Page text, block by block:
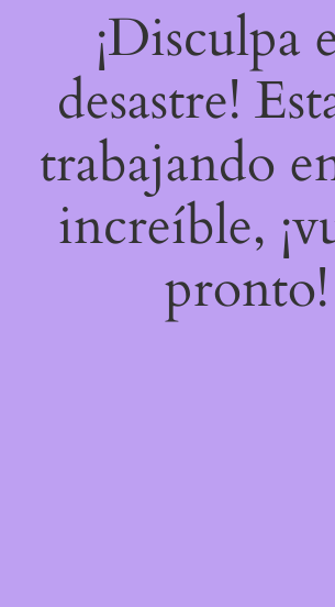
¡Disculpa
desastre!
trabajando
increíble,
pronto!